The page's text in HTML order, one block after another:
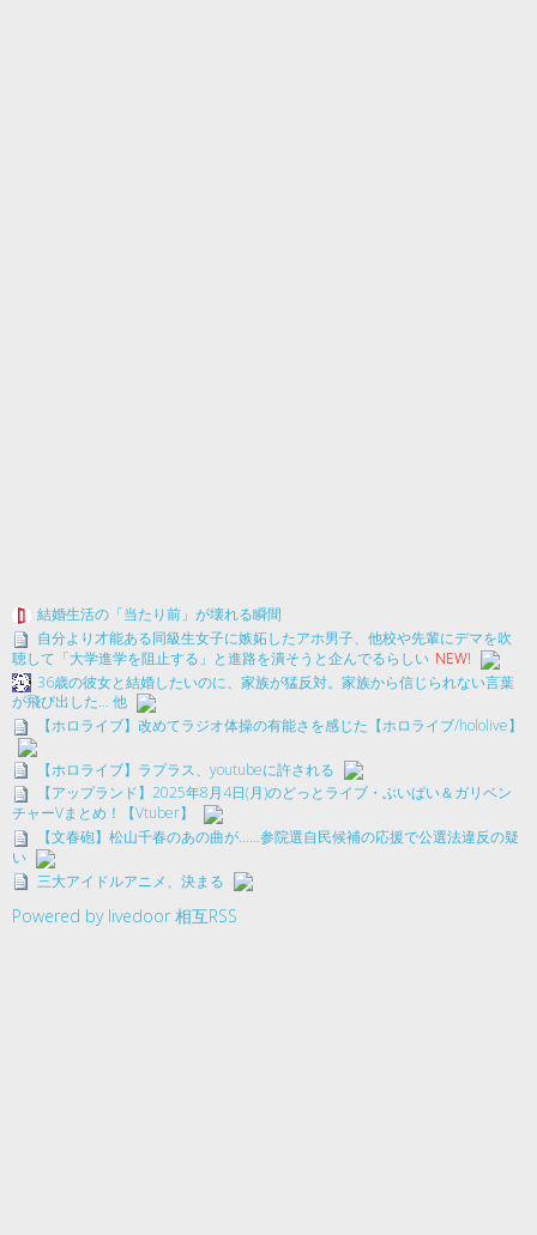
結婚生活の「当たり前」が壊れる瞬間
自分より才能ある同級生女子に嫉妬したアホ男子、他校や先輩にデマを吹
聴して「大学進学を阻止する」と進路を潰そうと企んでるらしい NEW!
36歳の彼女と結婚したいのに、家族が猛反対。家族から信じられない言葉
が飛び出した… 他
【ホロライブ】改めてラジオ体操の有能さを感じた【ホロライブ/hololive】
【ホロライブ】ラプラス、youtubeに許される
【アップランド】2025年8月4日(月)のどっとライブ・ぶいぱい＆ガリベン
チャーVまとめ！【Vtuber】
【文春砲】松山千春のあの曲が……参院選自民候補の応援で公選法違反の疑
い
三大アイドルアニメ、決まる
Powered by livedoor 相互RSS